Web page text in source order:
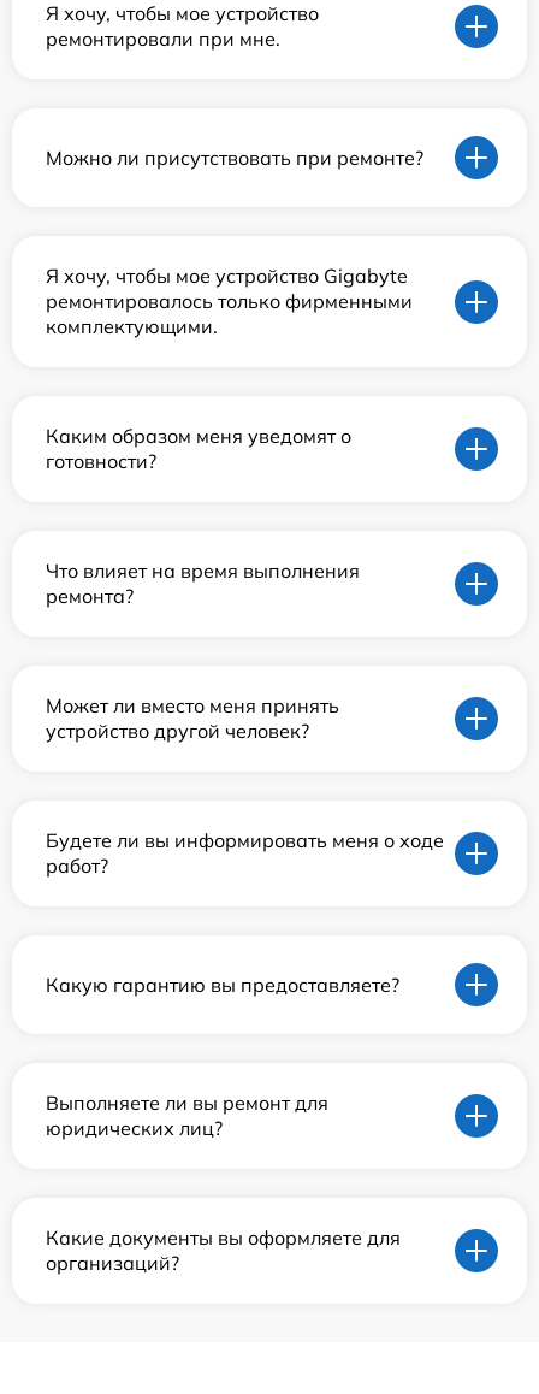
Я хочу, чтобы мое устройство
ремонтировали при мне.
Можно ли присутствовать при ремонте?
Я хочу, чтобы мое устройство Gigabyte
ремонтировалось только фирменными
комплектующими.
Каким образом меня уведомят о
готовности?
Что влияет на время выполнения
ремонта?
Может ли вместо меня принять
устройство другой человек?
Будете ли вы информировать меня о ходе
работ?
Какую гарантию вы предоставляете?
Выполняете ли вы ремонт для
юридических лиц?
Какие документы вы оформляете для
организаций?